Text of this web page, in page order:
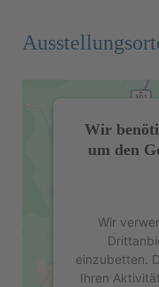
Wir
um den
Wir
einzubetten.
Ihren